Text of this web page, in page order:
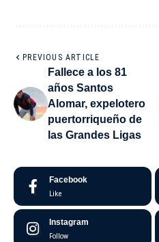
PREVIOUS ARTICLE
Fallece a los 81
años Santos
Alomar, expelotero
puertorriqueño de
las Grandes Ligas
Facebook
Like
Instagram
Follow